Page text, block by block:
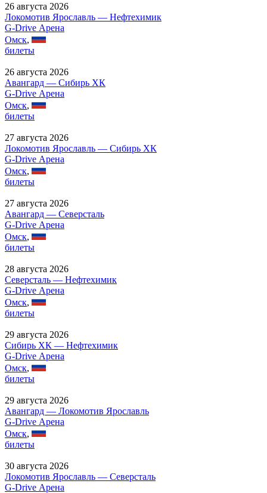
26 августа 2026
Локомотив Ярославль — Нефтехимик
G-Drive Арена
Омск,
билеты
26 августа 2026
Авангард — Сибирь ХК
G-Drive Арена
Омск,
билеты
27 августа 2026
Локомотив Ярославль — Сибирь ХК
G-Drive Арена
Омск,
билеты
27 августа 2026
Авангард — Северсталь
G-Drive Арена
Омск,
билеты
28 августа 2026
Северсталь — Нефтехимик
G-Drive Арена
Омск,
билеты
29 августа 2026
Сибирь ХК — Нефтехимик
G-Drive Арена
Омск,
билеты
29 августа 2026
Авангард — Локомотив Ярославль
G-Drive Арена
Омск,
билеты
30 августа 2026
Локомотив Ярославль — Северсталь
G-Drive Арена